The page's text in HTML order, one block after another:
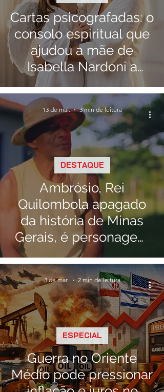
Cartas psicografadas: o
consolo espiritual que
ajudou a mãe de
Isabella Nardoni a
enfrentar o luto
Ambrósio, Rei
Quilombola apagado
da história de Minas
Gerais, é personagem
central de
documentário
DESTAQUE
13 de mai. 3 min de leitura
Guerra no Oriente
Médio pode pressionar
ESPECIAL
3 de mar. 2 min de leitura